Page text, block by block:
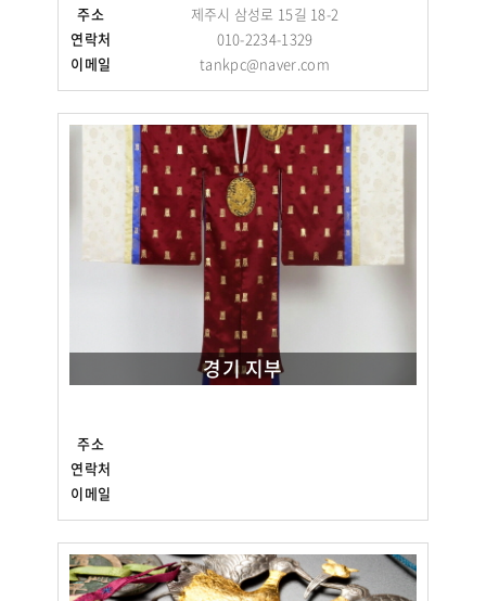
주소
제주시 삼성로 15길 18-2
연락처
010-2234-1329
이메일
tankpc@naver.com
경기 지부
주소
연락처
이메일